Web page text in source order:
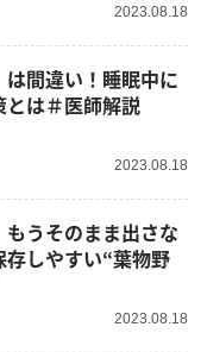
2023.08.18
は間違い！睡眠中に
は＃医師解説
2023.08.18
もうそのまま出さな
しやすい“葉物野
2023.08.18